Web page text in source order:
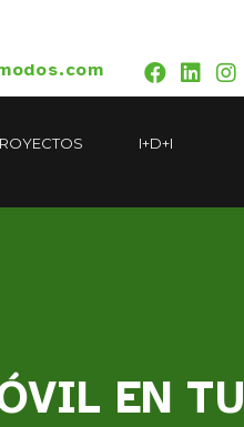
I+D+I
EN TU